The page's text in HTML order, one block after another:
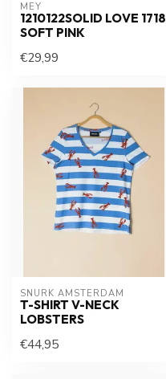
MEY
1210122SOLID LOVE 1718
SOFT PINK
€29,99
SNURK AMSTERDAM
T-SHIRT V-NECK
LOBSTERS
€44,95